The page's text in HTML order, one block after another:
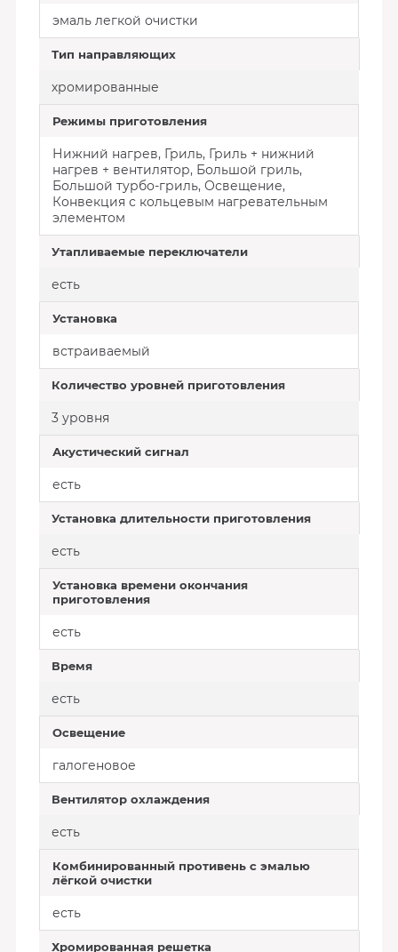
эмаль легкой очистки
Тип направляющих
хромированные
Режимы приготовления
Нижний нагрев, Гриль, Гриль + нижний
нагрев + вентилятор, Большой гриль,
Большой турбо-гриль, Освещение,
Конвекция с кольцевым нагревательным
элементом
Утапливаемые переключатели
есть
Установка
встраиваемый
Количество уровней приготовления
3 уровня
Акустический сигнал
есть
Установка длительности приготовления
есть
Установка времени окончания
приготовления
есть
Время
есть
Освещение
галогеновое
Вентилятор охлаждения
есть
Комбинированный противень с эмалью
лёгкой очистки
есть
Хромированная решетка